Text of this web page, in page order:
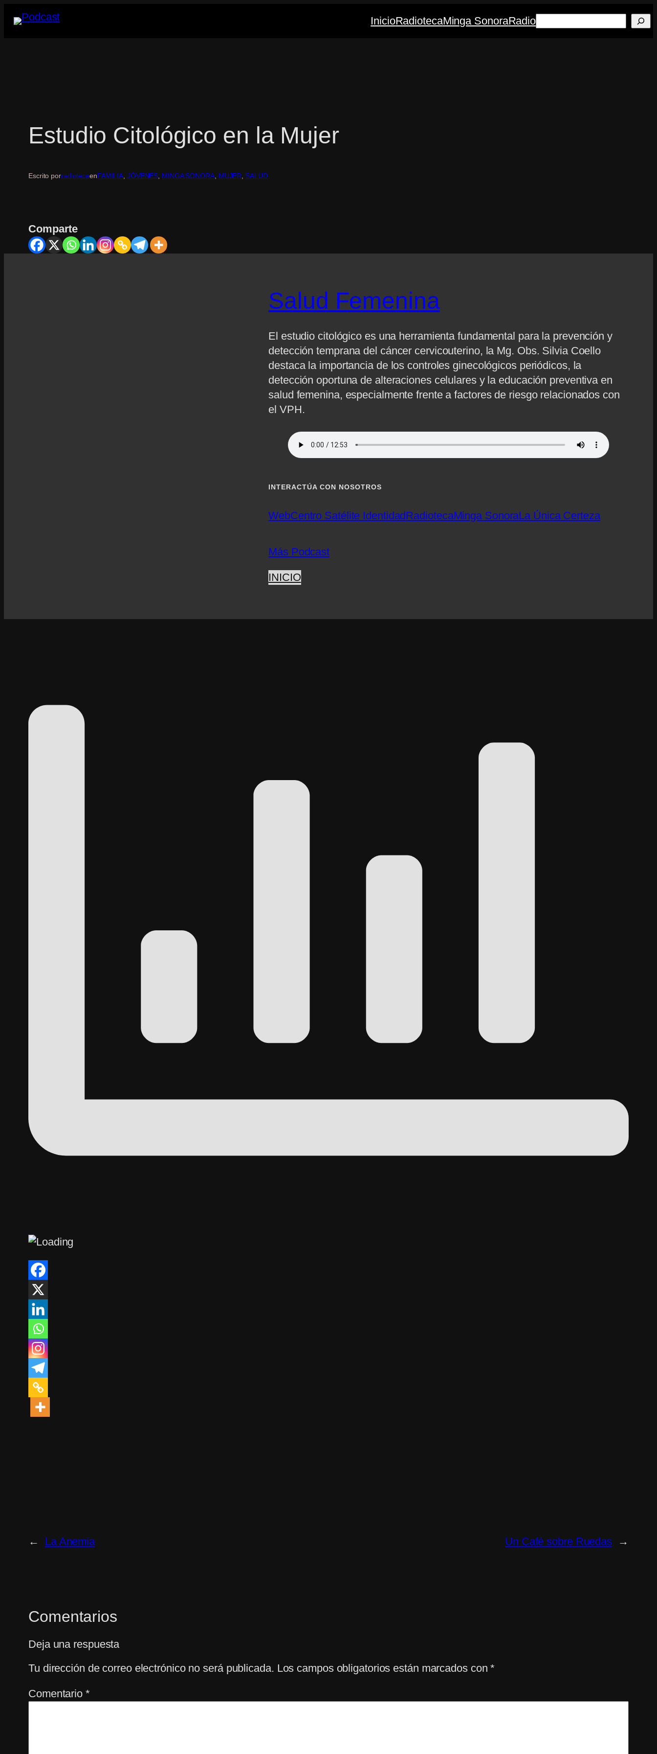
Saltar
InicioRadiotecaMinga SonoraRadioBuscar
Estudio Citológico en la Mujer
Escrito porradiotecaenFAMILIA, JÓVENES, MINGA SONORA, MUJER, SALUD
Comparte
Sal ud Femenina
El estudio citológico es una herramienta fundamental para la prevención y
detección temprana del cáncer cervicouterino, la Mg. Obs. Silvia Coello
destaca la importancia de los controles ginecológicos periódicos, la
detección oportuna de alteraciones celulares y la educación preventiva en
salud femenina, especialmente frente a factores de riesgo relacionados con
el VPH.
INTERACTÚA CON NOSOTROS
WebCentro Satélite IdentidadRadiotecaMinga SonoraLa Única Certeza
Más Podcast
INICIO
← La Anemia Un Café sobre Ruedas →
Comentarios
Deja una respuesta
Tu dirección de correo electrónico no será publicada. Los campos obligatorios están marcados con*
Comentario *